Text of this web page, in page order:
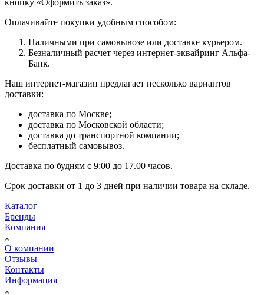
Оплачивайте покупки удобным способом:
Наличными при самовывозе или доставке курьером.
Безналичный расчет через интернет-эквайринг Альфа-
Банк.
Наш интернет-магазин предлагает несколько вариантов
доставки:
доставка по Москве;
доставка по Московской области;
доставка до транспортной компании;
бесплатный самовывоз.
Доставка по будням с 9:00 до 17.00 часов.
Срок доставки от 1 до 3 дней при наличии товара на складе.
Каталог
Бренды
Компания
О компании
Отзывы
Контакты
Информация